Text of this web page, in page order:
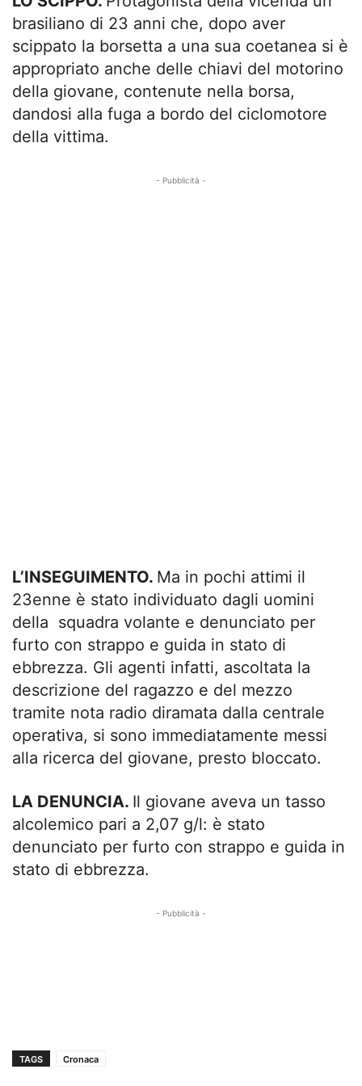
brasiliano di 23 anni che, dopo aver
scippato la borsetta a una sua coetanea si è
appropriato anche delle chiavi del motorino
della giovane, contenute nella borsa,
dandosi alla fuga a bordo del ciclomotore
della vittima.
- Pubblicità -
L’INSEGUIMENTO. Ma in pochi attimi il
23enne è stato individuato dagli uomini
della squadra volante e denunciato per
furto con strappo e guida in stato di
ebbrezza. Gli agenti infatti, ascoltata la
descrizione del ragazzo e del mezzo
tramite nota radio diramata dalla centrale
operativa, si sono immediatamente messi
alla ricerca del giovane, presto bloccato.
LA DENUNCIA. Il giovane aveva un tasso
alcolemico pari a 2,07 g/l: è stato
denunciato per furto con strappo e guida in
stato di ebbrezza.
- Pubblicità -
TAGS Cronaca